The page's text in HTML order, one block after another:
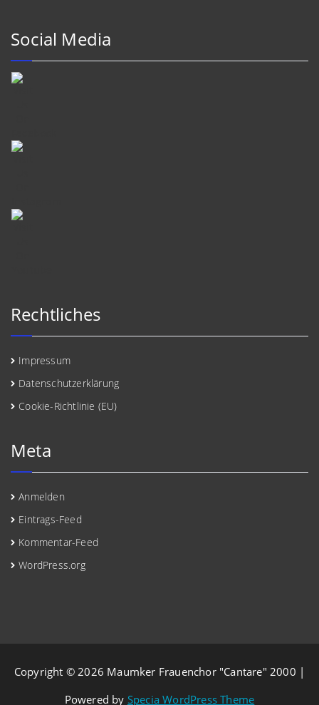
Social Media
Rechtliches
Impressum
Datenschutzerklärung
Cookie-Richtlinie (EU)
Meta
Anmelden
Eintrags-Feed
Kommentar-Feed
WordPress.org
Copyright © 2026 Maumker Frauenchor "Cantare" 2000 |
Powered by Specia WordPress Theme